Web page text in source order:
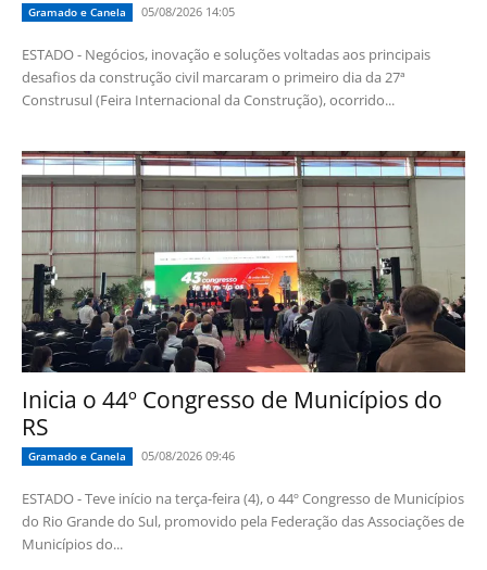
Gramado e Canela 05/08/2026 14:05
ESTADO - Negócios, inovação e soluções voltadas aos principais
desafios da construção civil marcaram o primeiro dia da 27ª
Construsul (Feira Internacional da Construção), ocorrido...
Inicia o 44º Congresso de Municípios do
RS
Gramado e Canela 05/08/2026 09:46
ESTADO - Teve início na terça-feira (4), o 44º Congresso de Municípios
do Rio Grande do Sul, promovido pela Federação das Associações de
Municípios do...